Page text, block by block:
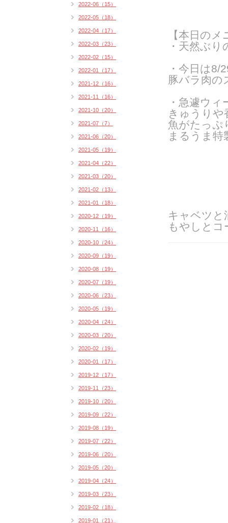
【本日のメ
・天然ぶり
・今日は8/
豚バラ肉の
・急遽ウ
きゅうりや
魚がたっぷ
まるうま特
キャベツと
もやしとコ
2022-06（15）
2022-05（18）
2022-04（17）
2022-03（23）
2022-02（15）
2022-01（17）
2021-12（16）
2021-11（16）
2021-10（20）
2021-07（7）
2021-06（20）
2021-05（19）
2021-04（22）
2021-03（20）
2021-02（13）
2021-01（18）
2020-12（19）
2020-11（16）
2020-10（24）
2020-09（19）
2020-08（19）
2020-07（19）
2020-06（23）
2020-05（19）
2020-04（24）
2020-03（20）
2020-02（19）
2020-01（17）
2019-12（17）
2019-11（23）
2019-10（20）
2019-09（22）
2019-08（19）
2019-07（22）
2019-06（20）
2019-05（20）
2019-04（24）
2019-03（23）
2019-02（18）
2019-01（21）